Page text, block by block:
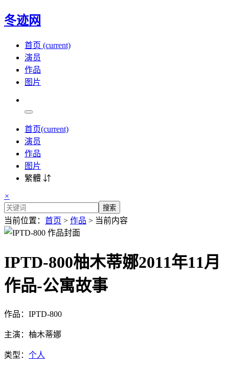
冬迹网
首页 (current)
演员
作品
图片
首页(current)
演员
作品
图片
繁體 ⇵
×
搜索
当前位置： 首页 > 作品 > 当前内容
IPTD-800柚木蒂娜2011年11月
作品-公寓故事
作品：IPTD-800
主演：柚木蒂娜
类型： 个人